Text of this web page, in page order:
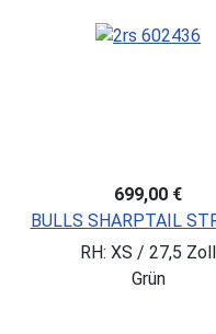
699,00 €
BULLS SHARPTAIL
RH: XS / 27,5 Zoll
Grün